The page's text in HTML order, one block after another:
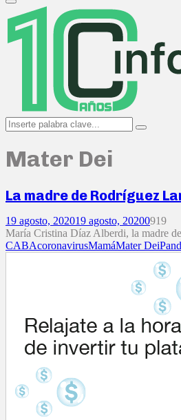
Primary
Menu
Search
for:
Search
Mater Dei
La madre de Rodríguez
19 agosto, 202019 agosto, 20200919
María Cristina Díaz Alberdi, la madre
CABAcoronavirusMamáMater Dei